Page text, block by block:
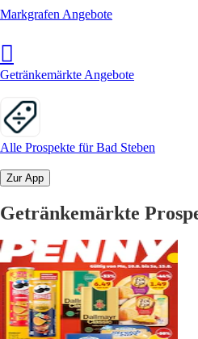
Markgrafen Angebote
Getränkemärkte Angebote
Alle Prospekte für Bad Steben
Zur App
Getränkemärkte